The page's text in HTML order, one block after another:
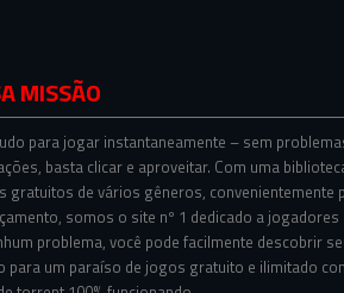
MISSÃO
para jogar instantaneamente – sem
basta clicar e aproveitar. Com uma
gratuitos de vários gêneros, convenientemente
somos o site nº 1 dedicado a
problema, você pode facilmente descobrir
para um paraíso de jogos gratuito e ilimitado